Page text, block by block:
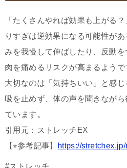
「たくさんやれば効果も上がる
りすぎは逆効果になる可能性が
みを我慢して伸ばしたり、反動
肉を痛めるリスクが高まるようで
大切なのは「気持ちいい」と感
吸を止めず、体の声を聞きなが
ています。
引用元：ストレッチEX
【⭐︎参考記事】
https://stretchex.jp/